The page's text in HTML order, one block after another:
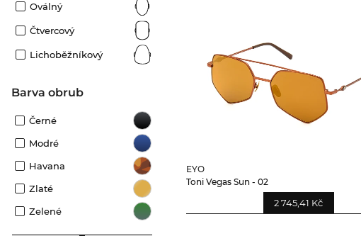
Oválný
Čtvercový
Lichoběžníkový
Barva obrub
Černé
Modré
Havana
Zlaté
Zelené
EYO
Toni Vegas Sun - 02
2 745,41 Kč